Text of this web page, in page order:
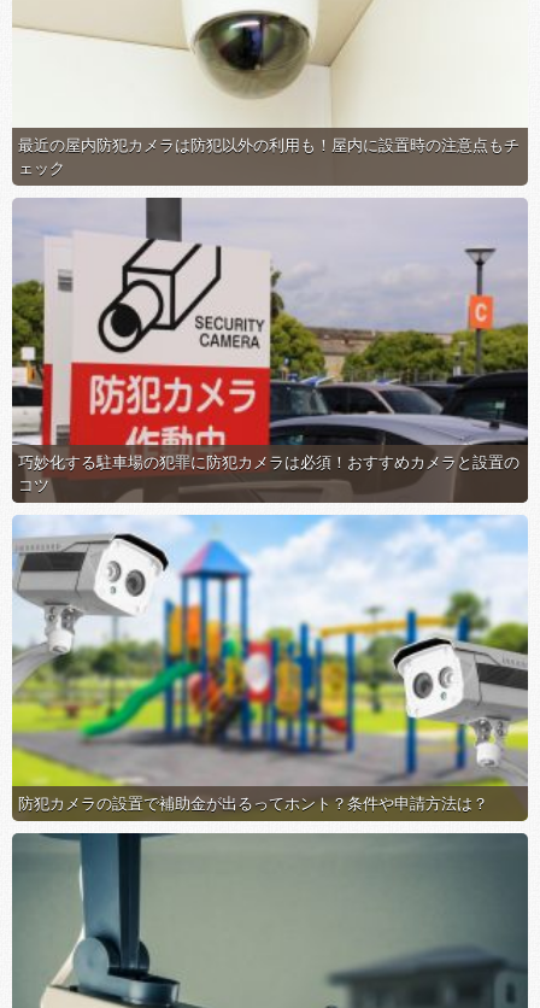
最近の屋内防犯カメラは防犯以外の利用も！屋内に設置時の注意点もチ
ェック
巧妙化する駐車場の犯罪に防犯カメラは必須！おすすめカメラと設置の
コツ
防犯カメラの設置で補助金が出るってホント？条件や申請方法は？